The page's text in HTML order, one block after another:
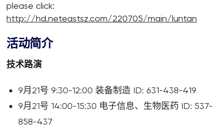
please click:
http://hd.neteastsz.com/220705/main/luntan
活动简介
技术路演
9月21号 9:30-12:00 装备制造 ID: 631-438-419
9月21号 14:00-15:30 电子信息、生物医药 ID: 537-
858-437